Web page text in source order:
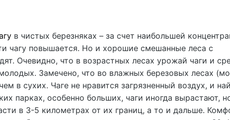
в чистых березняках – за счет наибольшей
чагу повышается. Но и хорошие смешанные леса с
Очевидно, что в возрастных лесах урожай чаги и
Замечено, что во влажных березовых лесах
в сухих. Чаге не нравится загрязненный воздух, и
парках, особенно больших, чаги иногда вырастают,
в 3-5 километрах от их границ, а то и дальше.